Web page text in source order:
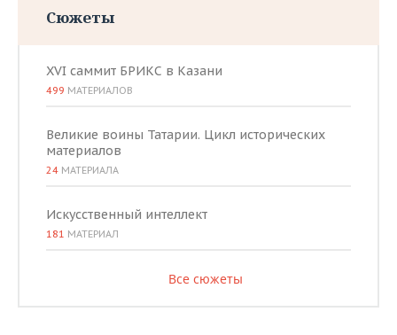
Сюжеты
XVI саммит БРИКС в Казани
499 МАТЕРИАЛОВ
Великие воины Татарии. Цикл исторических
материалов
24 МАТЕРИАЛА
Искусственный интеллект
181 МАТЕРИАЛ
Все сюжеты